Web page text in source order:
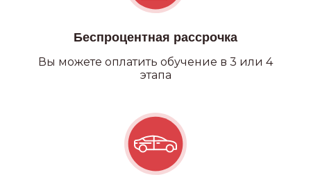
Беспроцентная рассрочка
Вы можете оплатить обучение в 3 или 4
этапа